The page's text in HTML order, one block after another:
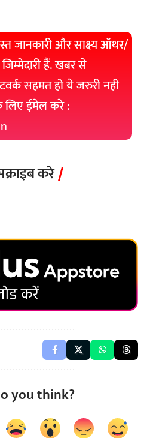
जानकारी और साक्ष्य ऑथर/
हैं. खबर से
सहमत हो ये जरुरी नही
लिए ईमेल करे :
करे
you think?